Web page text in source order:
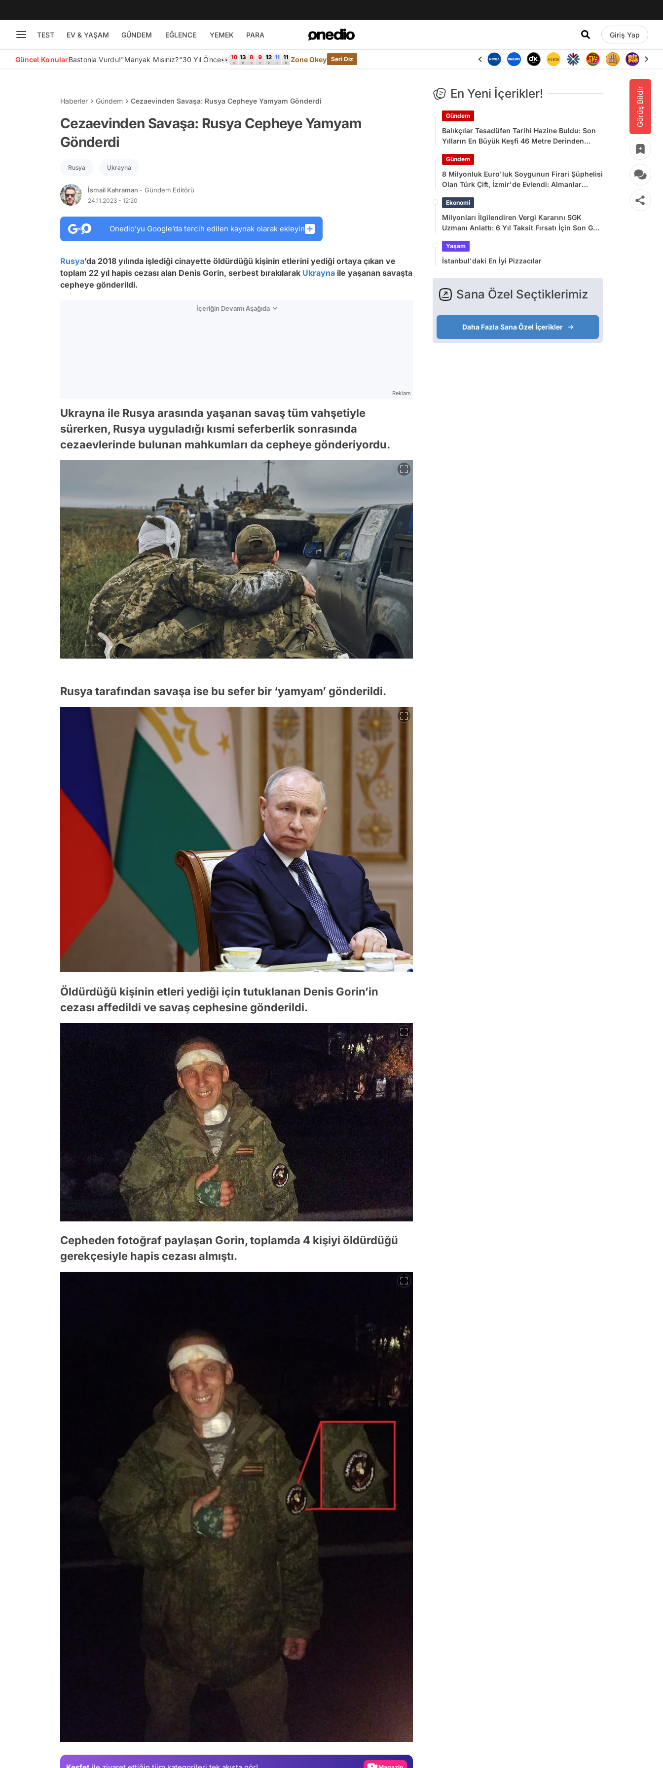
TEST EV & YAŞAM GÜNDEM EĞLENCE YEMEK PARA Giriş Yap
Güncel KonularBastonla Vurdu!"Manyak Mısınız?"30 Yıl Önce👀 Zone Okey Seri Diz
Görüş Bildir
Haberler Gündem Cezaevinden Savaşa: Rusya Cepheye Yamyam Gönderdi
Cezaevinden Savaşa: Rusya Cepheye Yamyam
Gönderdi
Rusya Ukrayna
İsmail Kahraman - Gündem Editörü
24.11.2023 - 12:20
Onedio’yu Google’da tercih edilen kaynak olarak ekleyin
Rusya’da 2018 yılında işlediği cinayette öldürdüğü kişinin etlerini yediği ortaya çıkan ve
toplam 22 yıl hapis cezası alan Denis Gorin, serbest bırakılarak Ukrayna ile yaşanan savaşta
cepheye gönderildi.
İçeriğin Devamı Aşağıda
Reklam
Ukrayna ile Rusya arasında yaşanan savaş tüm vahşetiyle
sürerken, Rusya uyguladığı kısmi seferberlik sonrasında
cezaevlerinde bulunan mahkumları da cepheye gönderiyordu.
Rusya tarafından savaşa ise bu sefer bir ‘yamyam’ gönderildi.
Öldürdüğü kişinin etleri yediği için tutuklanan Denis Gorin’in
cezası affedildi ve savaş cephesine gönderildi.
Cepheden fotoğraf paylaşan Gorin, toplamda 4 kişiyi öldürdüğü
gerekçesiyle hapis cezası almıştı.
En Yeni İçerikler!
Gündem
Balıkçılar Tesadüfen Tarihi Hazine Buldu: Son
Yılların En Büyük Keşfi 46 Metre Derinden
Gündem
8 Milyonluk Euro'luk Soygunun Firari Şüphelisi
Olan Türk Çift, İzmir'de Evlendi: Almanlar
Ekonomi
Milyonları İlgilendiren Vergi Kararını SGK
Uzmanı Anlattı: 6 Yıl Taksit Fırsatı İçin Son Gün
Yaşam
İstanbul'daki En İyi Pizzacılar
Sana Özel Seçtiklerimiz
Daha Fazla Sana Özel İçerikler